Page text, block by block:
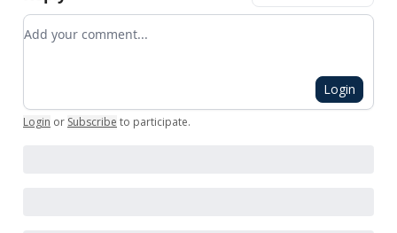
Add your comment
Login
Login or Subscribe to participate.